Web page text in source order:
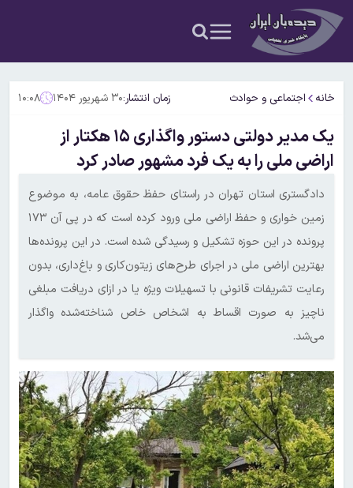
خانه اجتماعی و حوادث زمان انتشار:۳۰ شهریور ۱۴۰۴ ۱۰:۰۸
یک مدیر دولتی دستور واگذاری ۱۵ هکتار از
اراضی ملی را به یک فرد مشهور صادر کرد
دادگستری استان تهران در راستای حفظ حقوق عامه، به موضوع
زمین خواری و حفظ اراضی ملی ورود کرده است که در پی آن ۱۷۳
پرونده در این حوزه تشکیل و رسیدگی شده است. در این پرونده‌ها
بهترین اراضی ملی در اجرای طرح‌های زیتون‌کاری و باغ‌داری، بدون
رعایت تشریفات قانونی با تسهیلات ویژه یا در ازای دریافت مبلغی
ناچیز به صورت اقساط به اشخاص خاص شناخته‌شده واگذار
می‌شد.